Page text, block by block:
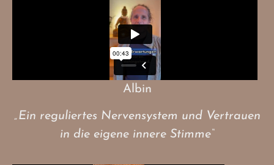
Albin
„Ein reguliertes Nervensystem und Vertrauen
in die eigene innere Stimme“